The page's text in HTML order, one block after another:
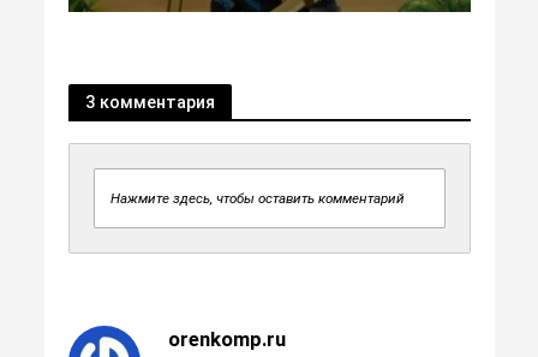
3 комментария
Нажмите здесь, чтобы оставить комментарий
orenkomp.ru